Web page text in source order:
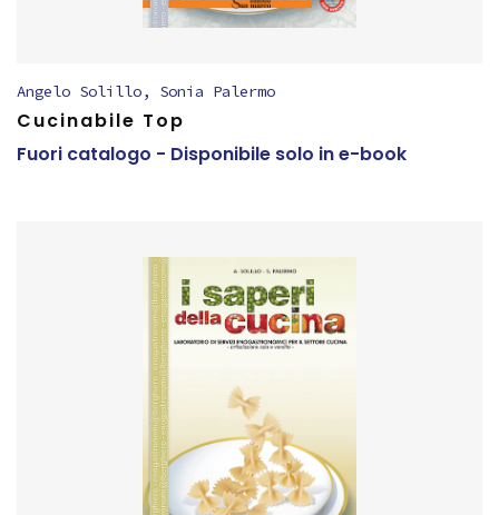
Angelo Solillo, Sonia Palermo
Cucinabile Top
Fuori catalogo - Disponibile solo in e-book